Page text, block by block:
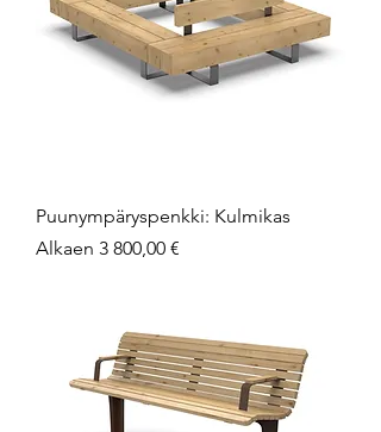
Puunympäryspenkki: Kulmikas
Alkaen 3 800,00 €
Alehinta